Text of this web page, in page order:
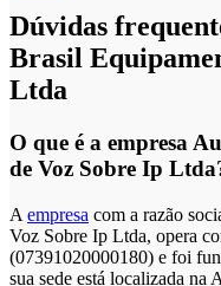
Dúvidas
Brasil
Ltda
O que é a empresa
de Voz Sobre Ip
A empresa com a razão
Voz Sobre Ip Ltda, opera
(07391020000180) e foi
sua sede está localizada